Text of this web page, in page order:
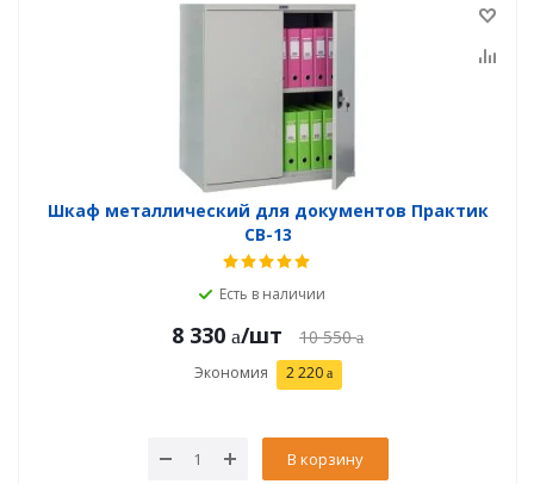
Шкаф металлический для документов Практик
СВ-13
Есть в наличии
8 330 /шт 10 550
Экономия 2 220
В корзину